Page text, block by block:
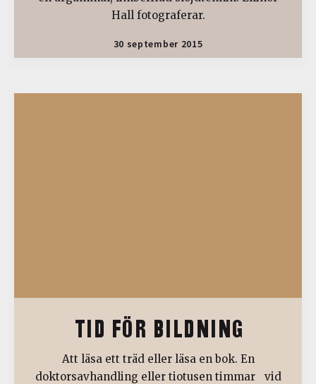
Hall fotograferar.
30 september 2015
TID FÖR BILDNING
Att läsa ett träd eller läsa en bok. En
doktorsavhandling eller tiotusen timmar vid